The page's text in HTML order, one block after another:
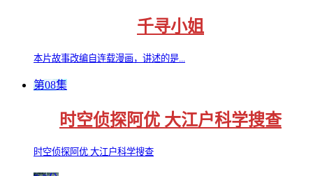
千寻小姐
本片故事改编自连载漫画，讲述的是...
第08集
时空侦探阿优 大江户科学搜查
时空侦探阿优 大江户科学搜查